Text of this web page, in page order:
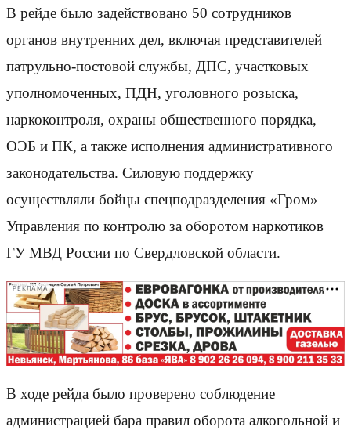
В рейде было задействовано 50 сотрудников
органов внутренних дел, включая представителей
патрульно-постовой службы, ДПС, участковых
уполномоченных, ПДН, уголовного розыска,
наркоконтроля, охраны общественного порядка,
ОЭБ и ПК, а также исполнения административного
законодательства. Силовую поддержку
осуществляли бойцы спецподразделения «Гром»
Управления по контролю за оборотом наркотиков
ГУ МВД России по Свердловской области.
РЕКЛАМА
В ходе рейда было проверено соблюдение
администрацией бара правил оборота алкогольной и